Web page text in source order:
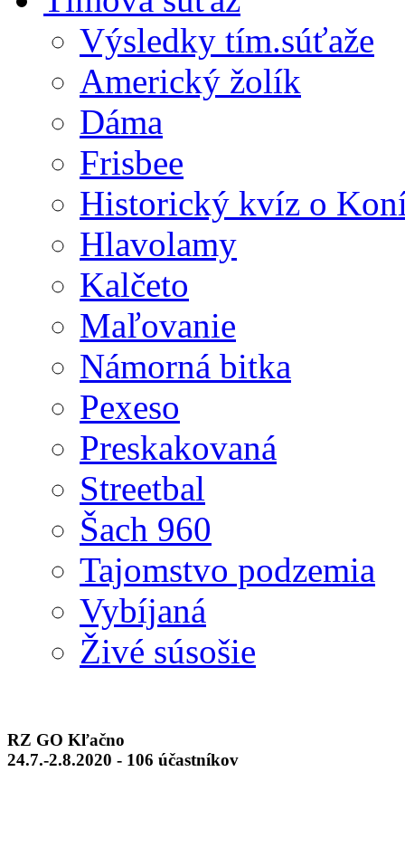
Výsledky tím.súťaže
Americký žolík
Dáma
Frisbee
Historický kvíz o
Hlavolamy
Kalčeto
Maľovanie
Námorná bitka
Pexeso
Preskakovaná
Streetbal
Šach 960
Tajomstvo podzemia
Vybíjaná
Živé súsošie
RZ GO Kľačno
24.7.-2.8.2020 - 106 účastníkov